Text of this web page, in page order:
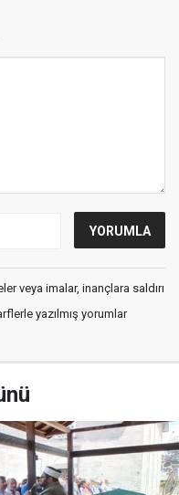
veya imalar, inançlara saldırı
yazılmış yorumlar